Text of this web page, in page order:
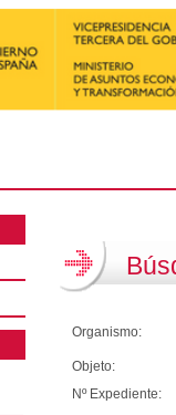
Organismo:
Objeto:
Nº Expediente: